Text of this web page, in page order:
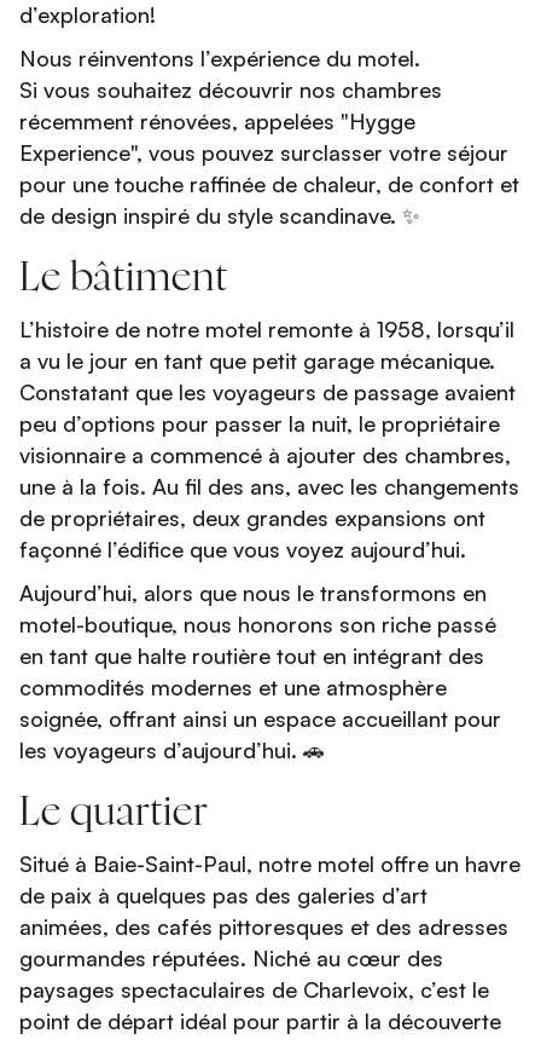
d’exploration!
Nous réinventons l’expérience du motel.
Si vous souhaitez découvrir nos chambres
récemment rénovées, appelées "Hygge
Experience", vous pouvez surclasser votre séjour
pour une touche raffinée de chaleur, de confort et
de design inspiré du style scandinave. ✨
Le bâtiment
L’histoire de notre motel remonte à 1958, lorsqu’il
a vu le jour en tant que petit garage mécanique.
Constatant que les voyageurs de passage avaient
peu d’options pour passer la nuit, le propriétaire
visionnaire a commencé à ajouter des chambres,
une à la fois. Au fil des ans, avec les changements
de propriétaires, deux grandes expansions ont
façonné l’édifice que vous voyez aujourd’hui.
Aujourd’hui, alors que nous le transformons en
motel-boutique, nous honorons son riche passé
en tant que halte routière tout en intégrant des
commodités modernes et une atmosphère
soignée, offrant ainsi un espace accueillant pour
les voyageurs d’aujourd’hui. 🚗
Le quartier
Situé à Baie-Saint-Paul, notre motel offre un havre
de paix à quelques pas des galeries d’art
animées, des cafés pittoresques et des adresses
gourmandes réputées. Niché au cœur des
paysages spectaculaires de Charlevoix, c’est le
point de départ idéal pour partir à la découverte